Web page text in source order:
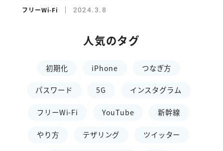
フリーWi-Fi 2024.3.8
人気のタグ
初期化 iPhone つなぎ方
パスワード 5G インスタグラム
フリーWi-Fi YouTube 新幹線
やり方 テザリング ツイッター